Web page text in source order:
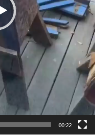
00:22